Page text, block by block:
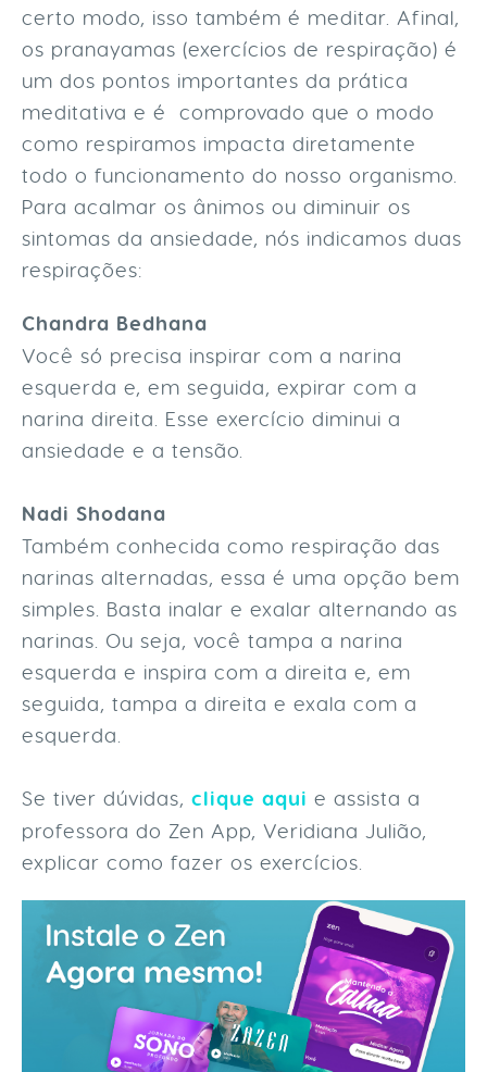
certo modo, isso também é meditar. Afinal,
os pranayamas (exercícios de respiração) é
um dos pontos importantes da prática
meditativa e é comprovado que o modo
como respiramos impacta diretamente
todo o funcionamento do nosso organismo.
Para acalmar os ânimos ou diminuir os
sintomas da ansiedade, nós indicamos duas
respirações:
Chandra Bedhana
Você só precisa inspirar com a narina
esquerda e, em seguida, expirar com a
narina direita. Esse exercício diminui a
ansiedade e a tensão.
Nadi Shodana
Também conhecida como respiração das
narinas alternadas, essa é uma opção bem
simples. Basta inalar e exalar alternando as
narinas. Ou seja, você tampa a narina
esquerda e inspira com a direita e, em
seguida, tampa a direita e exala com a
esquerda.
Se tiver dúvidas, clique aqui e assista a
professora do Zen App, Veridiana Julião,
explicar como fazer os exercícios.